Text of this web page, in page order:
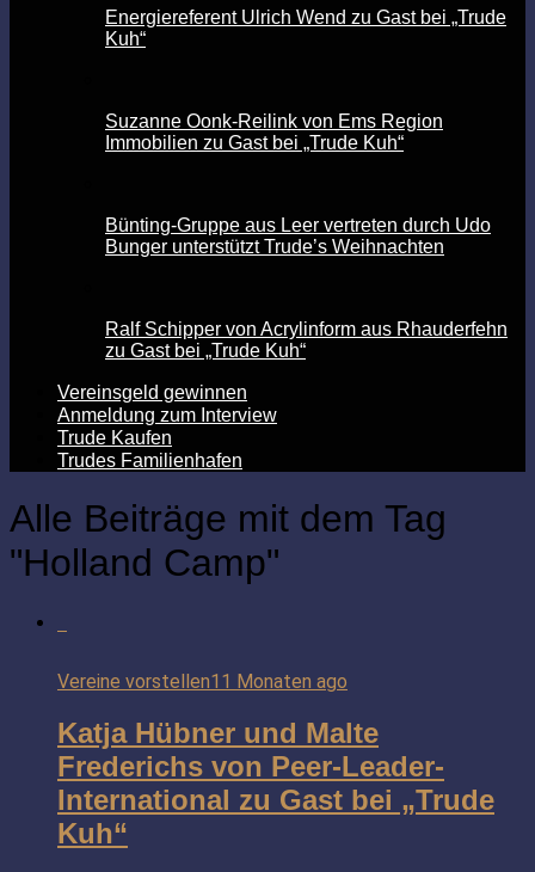
Energiereferent Ulrich Wend zu Gast bei „Trude
Kuh“
Suzanne Oonk-Reilink von Ems Region
Immobilien zu Gast bei „Trude Kuh“
Bünting-Gruppe aus Leer vertreten durch Udo
Bunger unterstützt Trude’s Weihnachten
Ralf Schipper von Acrylinform aus Rhauderfehn
zu Gast bei „Trude Kuh“
Vereinsgeld gewinnen
Anmeldung zum Interview
Trude Kaufen
Trudes Familienhafen
Alle Beiträge mit dem Tag
"Holland Camp"
Vereine vorstellen11 Monaten ago
Katja Hübner und Malte
Frederichs von Peer-Leader-
International zu Gast bei „Trude
Kuh“